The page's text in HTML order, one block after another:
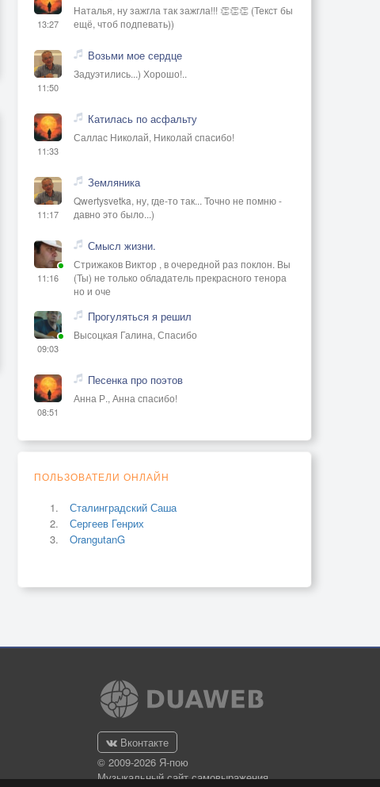
13:27
Наталья, ну зажгла так зажгла!!! 👏👏👏 (Текст бы
ещё, чтоб подпевать))
11:50
Возьми мое сердце
Задуэтились...) Хорошо!..
11:33
Катилась по асфальту
Саллас Николай, Николай спасибо!
11:17
Земляника
Qwertysvetka, ну, где-то так... Точно не помню -
давно это было...)
11:16
Смысл жизни.
Стрижаков Виктор , в очередной раз поклон. Вы
(Ты) не только обладатель прекрасного тенора
но и оче
09:03
Прогуляться я решил
Высоцкая Галина, Спасибо
08:51
Песенка про поэтов
Анна Р., Анна спасибо!
ПОЛЬЗОВАТЕЛИ ОНЛАЙН
Сталинградский Саша
Сергеев Генрих
OrangutanG
Вконтакте
© 2009-2026 Я-пою
Музыкальный сайт самовыражения